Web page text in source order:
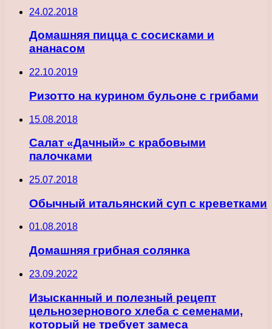
24.02.2018
Домашняя пицца с сосисками и
ананасом
22.10.2019
Ризотто на курином бульоне с грибами
15.08.2018
Салат «Дачный» с крабовыми
палочками
25.07.2018
Обычный итальянский суп с креветками
01.08.2018
Домашняя грибная солянка
23.09.2022
Изысканный и полезный рецепт
цельнозернового хлеба с семенами,
который не требует замеса